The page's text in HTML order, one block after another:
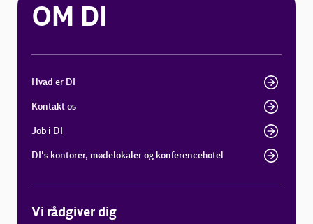
OM DI
Hvad er DI
Kontakt os
Job i DI
DI's kontorer, mødelokaler og konferencehotel
Vi rådgiver dig